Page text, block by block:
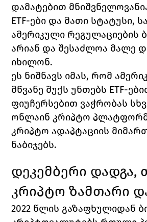
ETF-ები და მათი სტატუსი,
ამერიკული რეგულაციების
არიან და შესაძლოა მალე
იხილონ.
ეს ნიშნავს იმას, რომ
მწვანე შუქს უნთებს ETF-
ფიუჩერსებით ვაჭრობას
ონლაინ კრიპტო
კრიპტო ადაპტაციის
ნაბიჯებს.
დეკემბერი დადგა,
კრიპტო ზამთარი
2022 წლის გაზაფხულიდან